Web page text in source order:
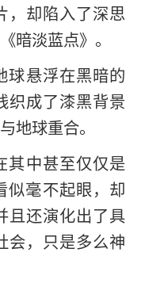
，却陷入了深思
暗淡蓝点》。
球悬浮在黑暗的
织成了漆黑背景
地球重合。
其中甚至仅仅是
似毫不起眼，却
且还演化出了具
会，只是多么神